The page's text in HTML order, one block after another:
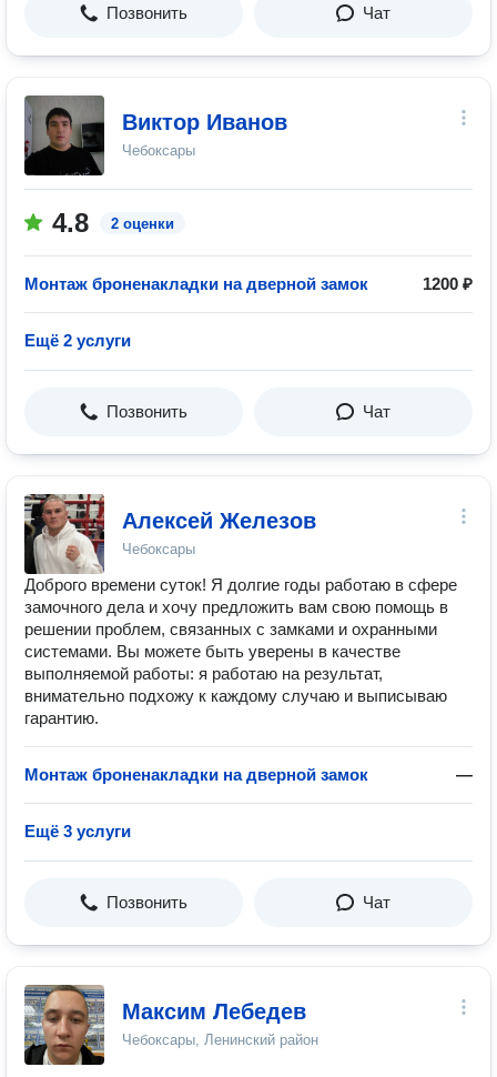
Позвонить Чат
Виктор Иванов
Чебоксары
4.8 2 оценки
Монтаж броненакладки на дверной замок 1200 ₽
Ещё 2 услуги
Позвонить Чат
Алексей Железов
Чебоксары
Доброго времени суток! Я долгие годы работаю в сфере
замочного дела и хочу предложить вам свою помощь в
решении проблем, связанных с замками и охранными
системами. Вы можете быть уверены в качестве
выполняемой работы: я работаю на результат,
внимательно подхожу к каждому случаю и выписываю
гарантию.
Монтаж броненакладки на дверной замок —
Ещё 3 услуги
Позвонить Чат
Максим Лебедев
Чебоксары, Ленинский район